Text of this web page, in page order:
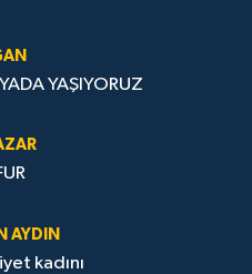
YAŞIYORUZ
AYDIN
kadını